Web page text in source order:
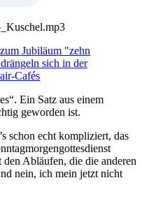
Ein Satz aus einem
geworden ist.
schon echt kompliziert, das
Abläufen, die die anderen
nein, ich mein jetzt nicht